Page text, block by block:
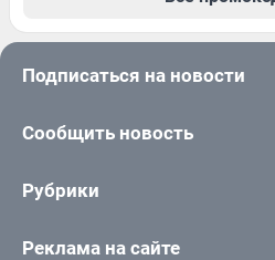
Подписаться на новости
Сообщить новость
Рубрики
Реклама на сайте